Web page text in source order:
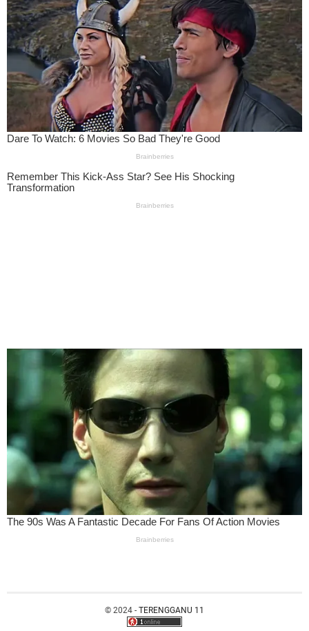
© 2024 - TERENGGANU 11